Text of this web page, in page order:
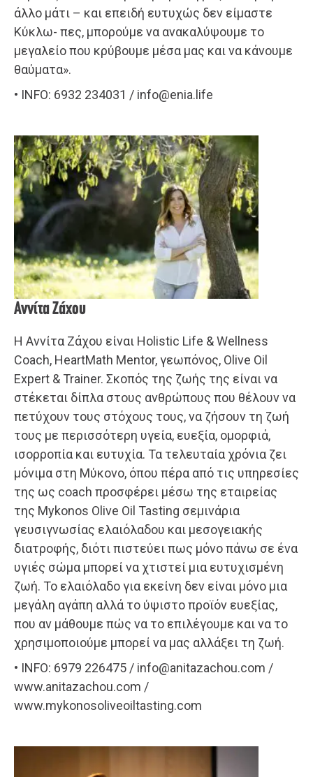
άλλο μάτι – και επειδή ευτυχώς δεν είμαστε
Κύκλω- πες, μπορούμε να ανακαλύψουμε το
μεγαλείο που κρύβουμε μέσα μας και να κάνουμε
θαύματα».
• INFO: 6932 234031 / info@enia.life
Αννίτα Ζάχου
Η Αννίτα Ζάχου είναι Holistic Life & Wellness
Coach, HeartMath Mentor, γεωπόνος, Olive Oil
Expert & Trainer. Σκοπός της ζωής της είναι να
στέκεται δίπλα στους ανθρώπους που θέλουν να
πετύχουν τους στόχους τους, να ζήσουν τη ζωή
τους με περισσότερη υγεία, ευεξία, ομορφιά,
ισορροπία και ευτυχία. Τα τελευταία χρόνια ζει
μόνιμα στη Μύκονο, όπου πέρα από τις υπηρεσίες
της ως coach προσφέρει μέσω της εταιρείας
της Mykonos Olive Oil Tasting σεμινάρια
γευσιγνωσίας ελαιόλαδου και μεσογειακής
διατροφής, διότι πιστεύει πως μόνο πάνω σε ένα
υγιές σώμα μπορεί να χτιστεί μια ευτυχισμένη
ζωή. Το ελαιόλαδο για εκείνη δεν είναι μόνο μια
μεγάλη αγάπη αλλά το ύψιστο προϊόν ευεξίας,
που αν μάθουμε πώς να το επιλέγουμε και να το
χρησιμοποιούμε μπορεί να μας αλλάξει τη ζωή.
• INFO: 6979 226475 / info@anitazachou.com /
www.anitazachou.com /
www.mykonosoliveoiltasting.com